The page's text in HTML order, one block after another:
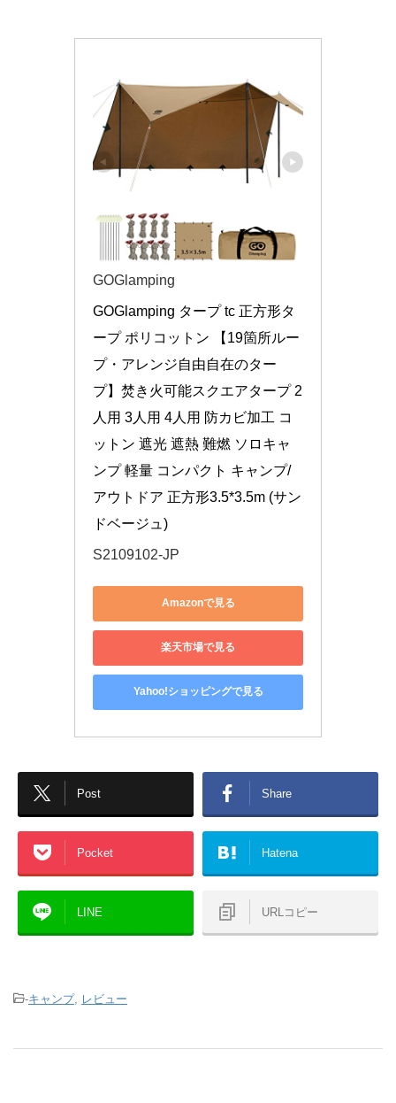
GOGlamping
GOGlamping タープ tc 正方形タ
ープ ポリコットン 【19箇所ルー
プ・アレンジ自由自在のター
プ】焚き火可能スクエアタープ 2
人用 3人用 4人用 防カビ加工 コ
ットン 遮光 遮熱 難燃 ソロキャ
ンプ 軽量 コンパクト キャンプ/
アウトドア 正方形3.5*3.5m (サン
ドベージュ)
S2109102-JP
Amazonで見る
楽天市場で見る
Yahoo!ショッピングで見る
Post Share
Pocket Hatena
LINE URLコピー
-キャンプ, レビュー